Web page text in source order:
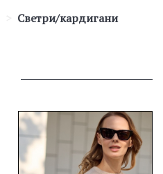
Светри/кардигани